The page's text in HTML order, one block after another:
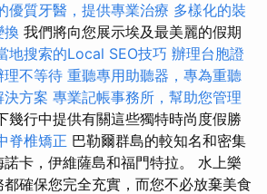
優質牙醫，提供專業治療 多樣化的裝
換 我們將向您展示埃及最美麗的假期
地搜索的Local SEO技巧 辦理台胞證
理不等待 重聽專用助聽器，專為重聽
決方案 專業記帳事務所，幫助您管理
幾行中提供有關這些獨特時尚度假勝
脊椎矯正 巴勒爾群島的較知名和密集
卡，伊維薩島和福門特拉。 水上樂
確保您完全充實，而您不必放棄美食